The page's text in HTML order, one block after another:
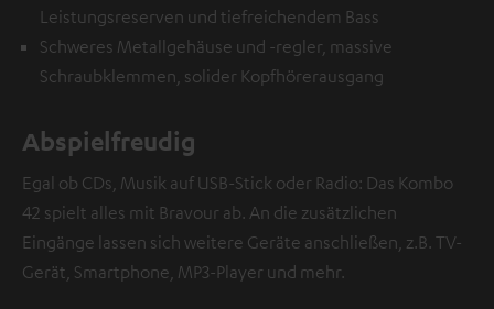
Leistungsreserven und tiefreichendem Bass
Schweres Metallgehäuse und -regler, massive
Schraubklemmen, solider Kopfhörerausgang
Abspielfreudig
Egal ob CDs, Musik auf USB-Stick oder Radio: Das Kombo
42 spielt alles mit Bravour ab. An die zusätzlichen
Eingänge lassen sich weitere Geräte anschließen, z.B. TV-
Gerät, Smartphone, MP3-Player und mehr.